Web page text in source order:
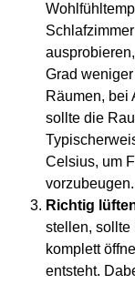
Grad
Räumen, bei
sollte die
Celsius, um
vorzubeugen.
Richtig
stellen, sollte
komplett
entsteht.